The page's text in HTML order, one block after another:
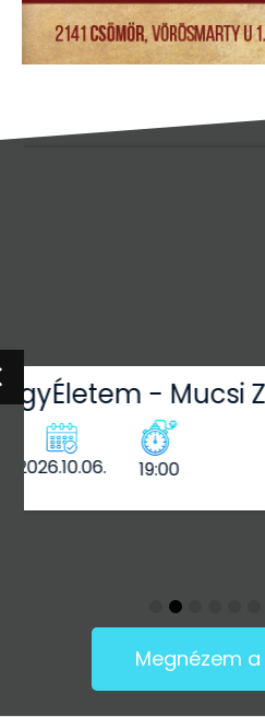
Country
2026.08.14.
Helyszín: terasz
Megnézem